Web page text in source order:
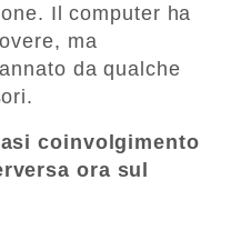
Il computer ha
ma
da qualche
coinvolgimento
ora sul